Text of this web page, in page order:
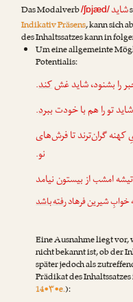
Das Modalverb/ʃɒjæd/ شاید
Indikativ Präsens, kann sich
des Inhaltssatzes kann in
Um eine allgemeinte
Potentialis:
را بشنود، شاید غشکند.
تو را هم با خودتببرد.
گران‌ترند تا فرش‌های
نو.
تیشه امشب از بیستون نیامد
خوابِ شیرین فرهادرفته باشد
Eine Ausnahme liegt
nicht bekannt ist, ob der
später jedoch als
Prädikat des
14•۳•e.):